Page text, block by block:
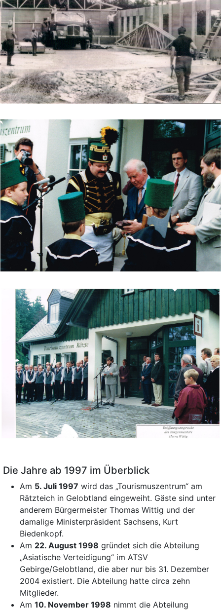
Die Jahre ab 1997 im Überblick
Am 5. Juli 1997 wird das „Tourismuszentrum“ am
Rätzteich in Gelobtland eingeweiht. Gäste sind unter
anderem Bürgermeister Thomas Wittig und der
damalige Ministerpräsident Sachsens, Kurt
Biedenkopf.
Am 22. August 1998 gründet sich die Abteilung
„Asiatische Verteidigung“ im ATSV
Gebirge/Gelobtland, die aber nur bis 31. Dezember
2004 existiert. Die Abteilung hatte circa zehn
Mitglieder.
Am 10. November 1998 nimmt die Abteilung